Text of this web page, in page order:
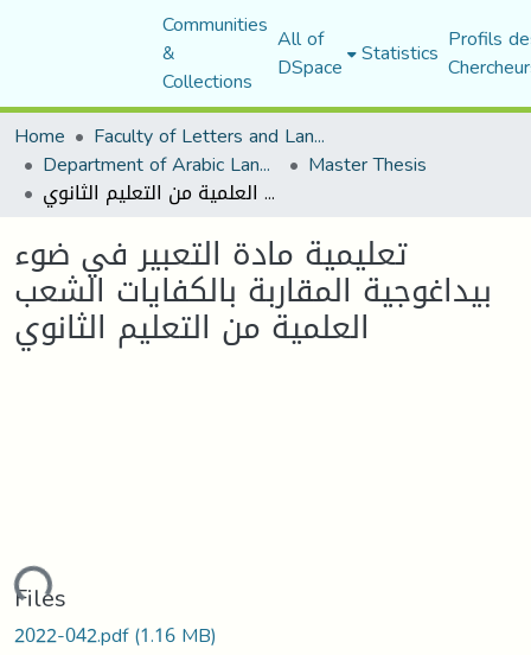
Communities
&
Collections
All of
DSpace Statistics Profils
Home
Faculty of Letters and Languages
Department of Arabic Language and Literature Master Thesis
تعليمية مادة التعبير في ضوء بيداغوجية المقاربة بالكفايات الشعب العلمية من التعليم الثانوي
تعليمية مادة التعبير في ضوء
بيداغوجية المقاربة بالكفايات الشعب
العلمية من التعليم الثانوي
Files
2022-042.pdf(1.16 MB)